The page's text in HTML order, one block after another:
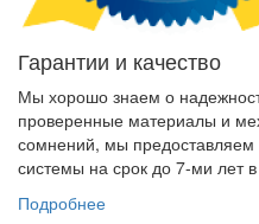
Гарантии и качество
Мы хорошо знаем о
проверенные материалы и
сомнений, мы
системы на срок до 7-ми лет
Подробнее